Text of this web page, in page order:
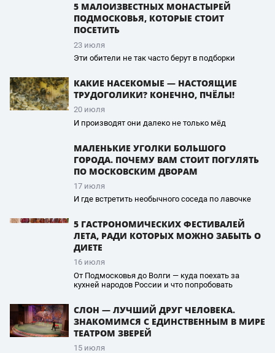
5 МАЛОИЗВЕСТНЫХ МОНАСТЫРЕЙ
ПОДМОСКОВЬЯ, КОТОРЫЕ СТОИТ
ПОСЕТИТЬ
23 июля
Эти обители не так часто берут в подборки
КАКИЕ НАСЕКОМЫЕ — НАСТОЯЩИЕ
ТРУДОГОЛИКИ? КОНЕЧНО, ПЧЁЛЫ!
20 июля
И производят они далеко не только мёд
МАЛЕНЬКИЕ УГОЛКИ БОЛЬШОГО
ГОРОДА. ПОЧЕМУ ВАМ СТОИТ ПОГУЛЯТЬ
ПО МОСКОВСКИМ ДВОРАМ
17 июля
И где встретить необычного соседа по лавочке
5 ГАСТРОНОМИЧЕСКИХ ФЕСТИВАЛЕЙ
ЛЕТА, РАДИ КОТОРЫХ МОЖНО ЗАБЫТЬ О
ДИЕТЕ
16 июля
От Подмосковья до Волги — куда поехать за
кухней народов России и что попробовать
СЛОН — ЛУЧШИЙ ДРУГ ЧЕЛОВЕКА.
ЗНАКОМИМСЯ С ЕДИНСТВЕННЫМ В МИРЕ
ТЕАТРОМ ЗВЕРЕЙ
15 июля